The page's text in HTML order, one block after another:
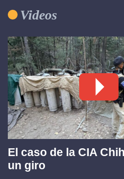
Videos
El caso de la CIA
un giro